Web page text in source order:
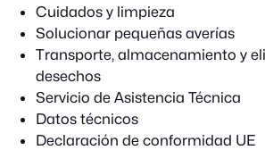
Cuidados y limpieza
Solucionar pequeñas averías
Transporte, almacenamiento y
desechos
Servicio de Asistencia Técnica
Datos técnicos
Declaración de conformidad UE